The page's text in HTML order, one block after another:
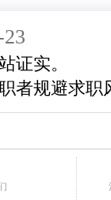
证实。
者规避求职